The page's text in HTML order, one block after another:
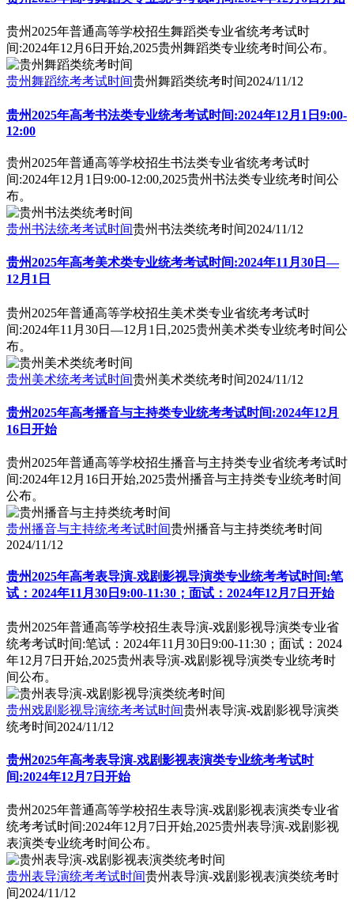
贵州2025年普通高等学校招生舞蹈类专业省统考考试时
间:2024年12月6日开始,2025贵州舞蹈类专业统考时间公布。
贵州舞蹈统考考试时间贵州舞蹈类统考时间2024/11/12
贵州2025年高考书法类专业统考考试时间:2024年12月1日9:00-
12:00
贵州2025年普通高等学校招生书法类专业省统考考试时
间:2024年12月1日9:00-12:00,2025贵州书法类专业统考时间公
布。
贵州书法统考考试时间贵州书法类统考时间2024/11/12
贵州2025年高考美术类专业统考考试时间:2024年11月30日—
12月1日
贵州2025年普通高等学校招生美术类专业省统考考试时
间:2024年11月30日—12月1日,2025贵州美术类专业统考时间公
布。
贵州美术统考考试时间贵州美术类统考时间2024/11/12
贵州2025年高考播音与主持类专业统考考试时间:2024年12月
16日开始
贵州2025年普通高等学校招生播音与主持类专业省统考考试时
间:2024年12月16日开始,2025贵州播音与主持类专业统考时间
公布。
贵州播音与主持统考考试时间贵州播音与主持类统考时间
2024/11/12
贵州2025年高考表导演-戏剧影视导演类专业统考考试时间:笔
试：2024年11月30日9:00-11:30；面试：2024年12月7日开始
贵州2025年普通高等学校招生表导演-戏剧影视导演类专业省
统考考试时间:笔试：2024年11月30日9:00-11:30；面试：2024
年12月7日开始,2025贵州表导演-戏剧影视导演类专业统考时
间公布。
贵州戏剧影视导演统考考试时间贵州表导演-戏剧影视导演类
统考时间2024/11/12
贵州2025年高考表导演-戏剧影视表演类专业统考考试时
间:2024年12月7日开始
贵州2025年普通高等学校招生表导演-戏剧影视表演类专业省
统考考试时间:2024年12月7日开始,2025贵州表导演-戏剧影视
表演类专业统考时间公布。
贵州表导演统考考试时间贵州表导演-戏剧影视表演类统考时
间2024/11/12